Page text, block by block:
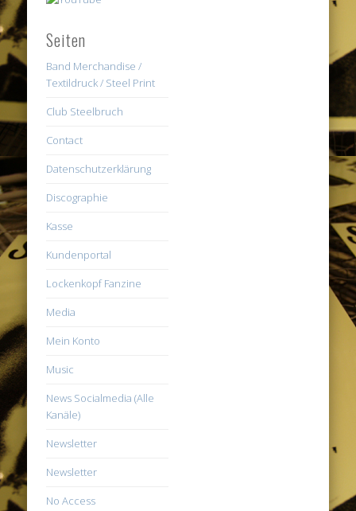
Seiten
Band Merchandise /
Textildruck / Steel Print
Club Steelbruch
Contact
Datenschutzerklärung
Discographie
Kasse
Kundenportal
Lockenkopf Fanzine
Media
Mein Konto
Music
News Socialmedia (Alle
Kanäle)
Newsletter
Newsletter
No Access